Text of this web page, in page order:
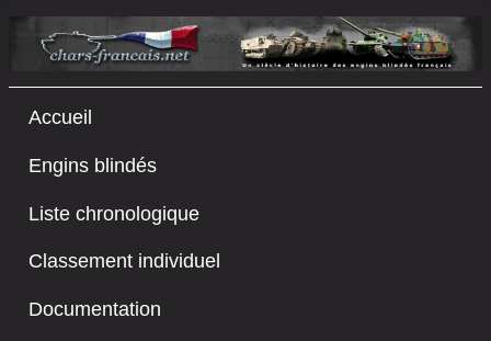
Accueil
Engins blindés
Liste chronologique
Classement individuel
Documentation